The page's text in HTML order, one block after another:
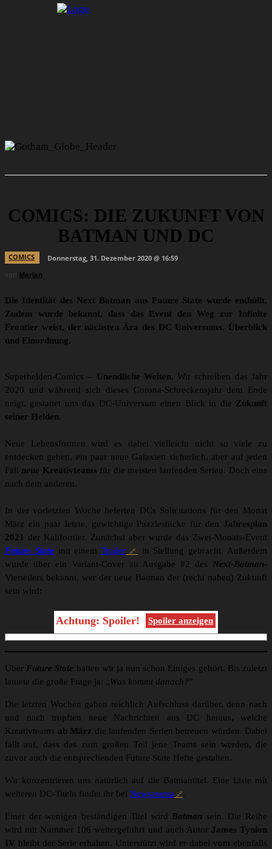
COMICS: DIE ZUKUNFT VON
BATMAN UND DC
COMICS
Donnerstag, 31. Dezember 2020 @ 16:59
von Marian
Die Identität des Next Batman aus Future State wurde enthüllt.
Zudem wurde bekannt, dass das Event den Weg zur Infinite
Frontier weist, der nächsten Ära des DC Universums. Überblick
und Einordnung.
Superhelden-Comics – Unendliche Weiten. Wir schreiben das Jahr
2020 und während sich dieses Corona-Schreckensjahr dem Ende
neigt, gestattet uns das DC-Universum einen Blick in die Zukunft
seiner Helden.
Neue Lebensformen wird es dabei vielleicht nicht so viele zu
entdecken geben, ein paar neue Galaxien sicherlich, aber auf jeden
Fall neue Kreativteams für die meisten laufenden Serien. Doch eins
nach dem anderen.
In der vorletzten Woche lieferten DCs Solicitations für den Monat
März ein paar letzte, gewichtige Puzzlestücke für den Jahresplan
2021 der Kalifornier. Zunächst aber wurde das Zwei-Monats-Event
Future Statemit einemTrailer
in Stellung gebracht. Außerdem
wurde über ein Variant-Cover zu Ausgabe #2 des Next-Batman-
Vierteilers bekannt, wer der neue Batman der (recht nahen) Zukunft
sein wird:
Achtung: Spoiler! Spoiler anzeigen
Über Future State hatten wir ja nun schon Einiges gehört. Bis zuletzt
lautete die große Frage ja: „Was kommt danach?”
Die letzten Wochen gaben reichlich Aufschluss darüber, denn nach
und nach tropften neue Nachrichten aus DC heraus, welche
Kreativteams ab März die laufenden Serien betreuen würden. Dabei
fällt auf, dass das zum großen Teil jene Teams sein werden, die
zuvor auch die entsprechenden Future State Hefte gestalten.
Wir konzentrieren uns natürlich auf die Batmantitel. Eine Liste mit
weiteren DC-Titeln findet ihr bei Newsarama .
Einer der wenigen beständigen Titel wird Batman sein. Die Reihe
wird mit Nummer 106 weitergeführt und auch Autor James Tynion
IV bleibt der Serie erhalten. Unterstützt wird er dabei vom ebenfalls